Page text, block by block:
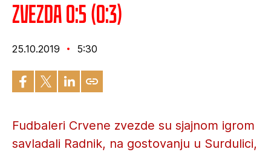
zvezda 0:5 (0:3)
25.10.2019 5:30
Fudbaleri Crvene zvezde su sjajnom igrom
savladali Radnik, na gostovanju u Surdulici,